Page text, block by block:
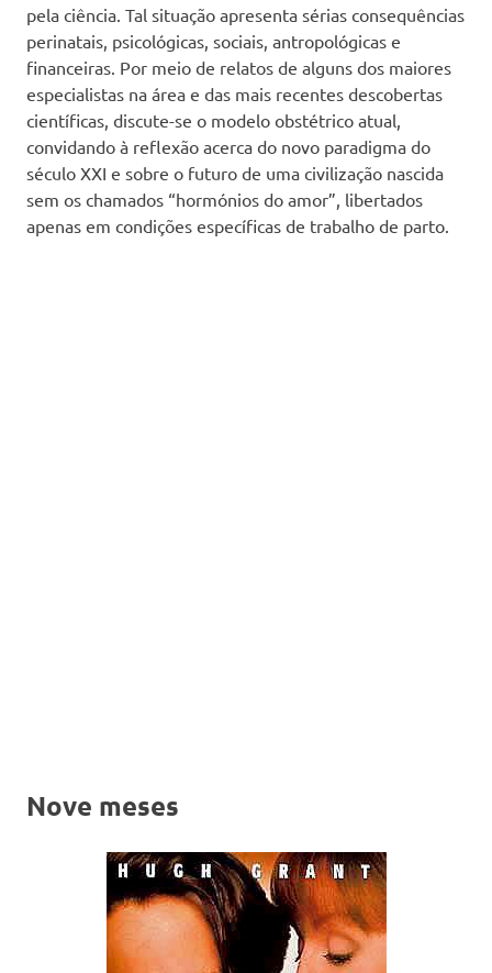
pela ciência. Tal situação apresenta sérias consequências
perinatais, psicológicas, sociais, antropológicas e
financeiras. Por meio de relatos de alguns dos maiores
especialistas na área e das mais recentes descobertas
científicas, discute-se o modelo obstétrico atual,
convidando à reflexão acerca do novo paradigma do
século XXI e sobre o futuro de uma civilização nascida
sem os chamados “hormónios do amor”, libertados
apenas em condições específicas de trabalho de parto.
Nove meses